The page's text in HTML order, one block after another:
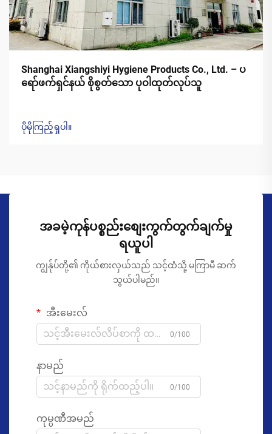
Shanghai Xiangshiyi Hygiene Products Co., Ltd. – ပ
ရော်ဖက်ရှင်နယ် စိုစွတ်သော ပုဝါထုတ်လုပ်သူ
ပိုမိုကြည့်ရှုပါ။
အခမဲ့ကုန်ပစ္စည်းစျေးကွက်တွက်ချက်မှု
ရယူပါ
ကျွန်ုပ်တို့၏ ကိုယ်စားလှယ်သည် သင့်ထံသို့ မကြာမီ ဆက်
သွယ်ပါမည်။
အီးမေးလ်
0/100
နာမည်
0/100
ကုမ္ပဏီအမည်